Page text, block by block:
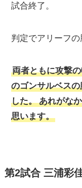
試合終了。
判定でアリーフの
両者ともに攻撃
のゴンサルベス
した。 あれがな
思います。
第2試合 三浦彩